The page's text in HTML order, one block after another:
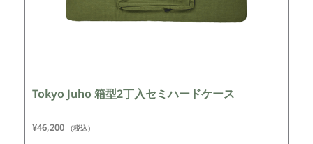
Tokyo Juho 箱型2丁入セミハードケース
¥46,200 （税込）